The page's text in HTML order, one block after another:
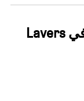
اعثر على نتائج أفضل لإقامتك في Lavers